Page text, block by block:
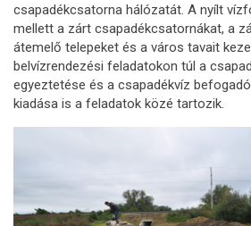
csapadékcsatorna hálózatát. A nyílt
mellett a zárt csapadékcsatornákat, a
átemelő telepeket és a város tavait
belvízrendezési feladatokon túl a
egyeztetése és a csapadékvíz
kiadása is a feladatok közé tartozik.